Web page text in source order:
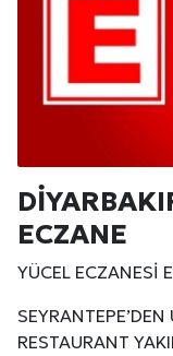
ECZANE
YÜCEL ECZANESİ
RESTAURANT